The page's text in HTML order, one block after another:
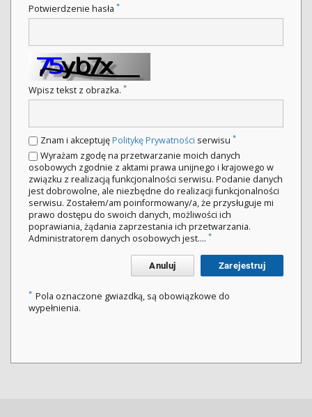
Potwierdzenie hasła *
Wpisz tekst z obrazka. *
Znam i akceptujęPolitykę Prywatności serwisu *
Wyrażam zgodę na przetwarzanie moich danych
osobowych zgodnie z aktami prawa unijnego i krajowego w
związku z realizacją funkcjonalności serwisu. Podanie danych
jest dobrowolne, ale niezbędne do realizacji funkcjonalności
serwisu. Zostałem/am poinformowany/a, że przysługuje mi
prawo dostępu do swoich danych, możliwości ich
poprawiania, żądania zaprzestania ich przetwarzania.
Administratorem danych osobowych jest.... *
Anuluj Zarejestruj
* Pola oznaczone gwiazdką, są obowiązkowe do
wypełnienia.